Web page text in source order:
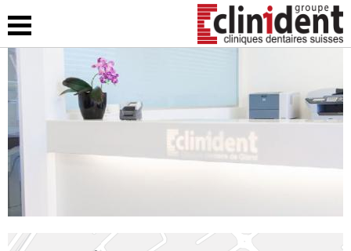
Accueil
Nos cliniques
Emploi
Contact